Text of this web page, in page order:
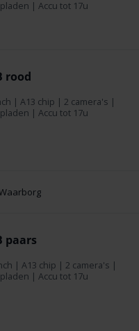
| Accu tot 17u
rood
| A13 chip | 2 camera's |
| Accu tot 17u
paars
| A13 chip | 2 camera's |
| Accu tot 17u